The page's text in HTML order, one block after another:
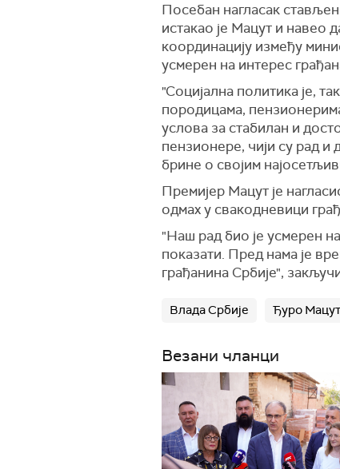
Посебан нагласак
истакао је Мацут и навео
координацију између
усмерен на интерес
"Социјална политика је,
породицама,
услова за стабилан и
пензионере, чији су рад
брине о својим
Премијер Мацут је
одмах у свакодневици
"Наш рад био је усмерен
показати. Пред нама је
грађанина Србије",
Влада Србије Ђуро Мацут
Везани чланци